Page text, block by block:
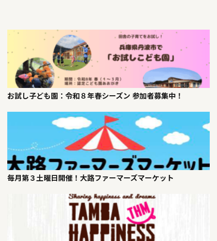
お試し子ども園：令和８年春シーズン 参加者募集中！
毎月第３土曜日開催！大路ファーマーズマーケット